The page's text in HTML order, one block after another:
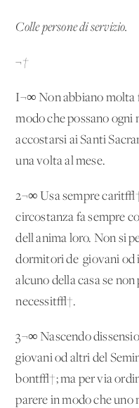
Colle persone di servizio.
¬†
I¬∞ Non abbiano molta
modo che possano ogni
accostarsi ai Santi
una volta al mese.
2¬∞ Usa sempre
circostanza fa sempre
dell'anima loro. Non si
dormitori de' giovani
alcuno della casa se
necessit√†.
3¬∞ Nascendo
giovani od altri del
bont√†; ma per via
parere in modo che uno